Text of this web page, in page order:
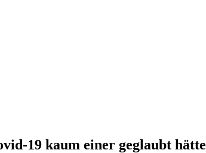
19 kaum einer geglaubt hätte